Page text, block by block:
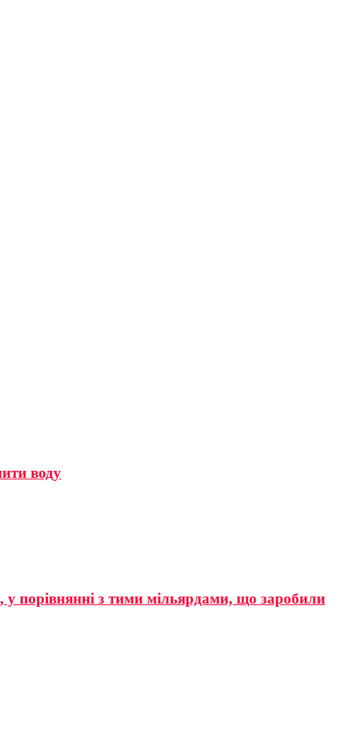
воду
у порівнянні з тими мільярдами, що заробили